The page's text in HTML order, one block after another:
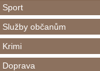
Sport
Služby občanům
Krimi
Doprava